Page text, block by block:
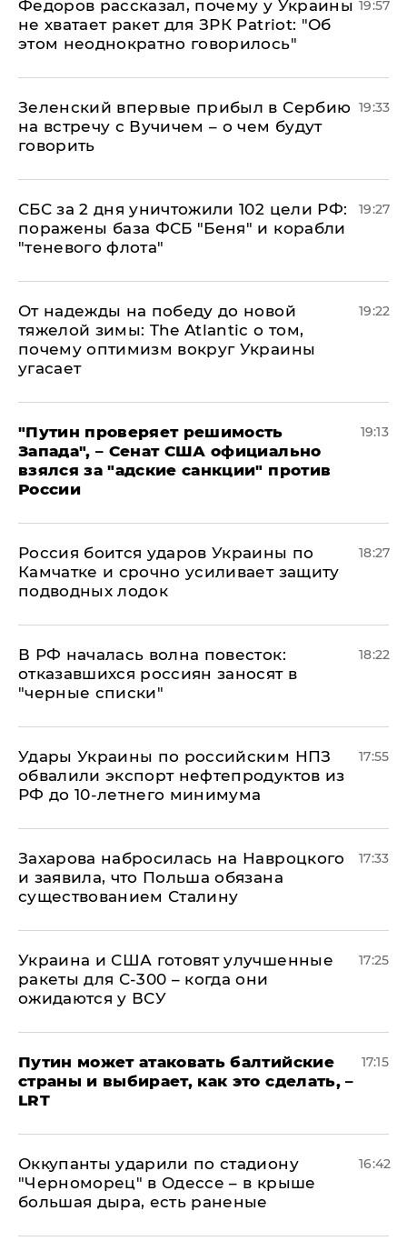
Федоров рассказал, почему у Украины
не хватает ракет для ЗРК Patriot: "Об
этом неоднократно говорилось"
19:57
Зеленский впервые прибыл в Сербию
на встречу с Вучичем – о чем будут
говорить
19:33
СБС за 2 дня уничтожили 102 цели РФ:
поражены база ФСБ "Беня" и корабли
"теневого флота"
19:27
От надежды на победу до новой
тяжелой зимы: The Atlantic о том,
почему оптимизм вокруг Украины
угасает
19:22
"Путин проверяет решимость
Запада", – Сенат США официально
взялся за "адские санкции" против
России
19:13
Россия боится ударов Украины по
Камчатке и срочно усиливает защиту
подводных лодок
18:27
​В РФ началась волна повесток:
отказавшихся россиян заносят в
"черные списки"
18:22
Удары Украины по российским НПЗ
обвалили экспорт нефтепродуктов из
РФ до 10-летнего минимума
17:55
​Захарова набросилась на Навроцкого
и заявила, что Польша обязана
существованием Сталину
17:33
Украина и США готовят улучшенные
ракеты для С-300 – когда они
ожидаются у ВСУ
17:25
Путин может атаковать балтийские
страны и выбирает, как это сделать, –
LRT
17:15
Оккупанты ударили по стадиону
"Черноморец" в Одессе – в крыше
большая дыра, есть раненые
16:42